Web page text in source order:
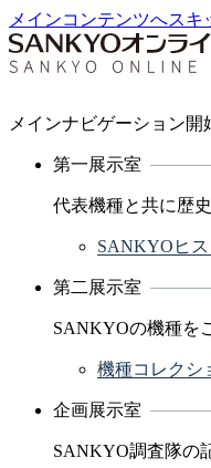
メインコンテンツへスキ
メインナビゲーション開
第一展示室
代表機種と共に歴
SANKYOヒ
第二展示室
SANKYOの機種を
機種コレクシ
企画展示室
SANKYO調査隊の